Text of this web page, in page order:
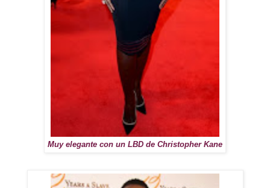
Muy elegante con un LBD de Christopher Kane